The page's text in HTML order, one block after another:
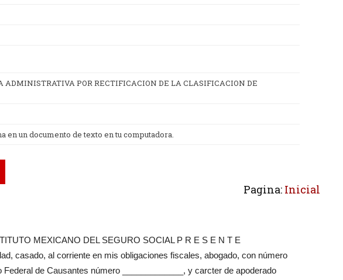
ADMINISTRATIVA POR RECTIFICACION DE LA CLASIFICACION DE
en un documento de texto en tu computadora.
Pagina: Inicial
MEXICANO DEL SEGURO SOCIAL P R E S E N T E
casado, al corriente en mis obligaciones fiscales, abogado, con número
de Causantes número _____________, y carcter de apoderado